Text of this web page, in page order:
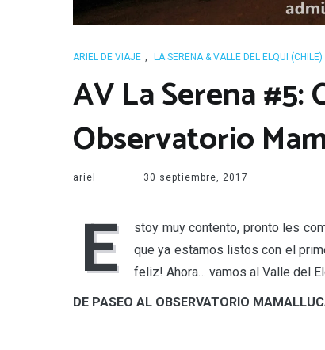
ARIEL DE VIAJE , LA SERENA & VALLE DEL ELQUI (CHILE)
AV La Serena
Observatorio
ariel 30 septiembre, 2017
E
stoy muy contento, pronto les
que ya estamos listos con el
feliz! Ahora… vamos al Valle del
DE PASEO AL OBSERVATORIO